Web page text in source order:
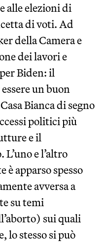
alle elezioni di
di voti. Ad
della Camera e
dei lavori e
Biden: il
un buon
Bianca di segno
politici più
e il
e l’altro
apparso spesso
avversa a
su temi
sui quali
lo stesso si può